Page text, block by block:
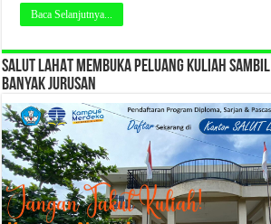
Baca Selanjutnya...
SALUT LAHAT MEMBUKA PELUANG KULIAH
BANYAK JURUSAN